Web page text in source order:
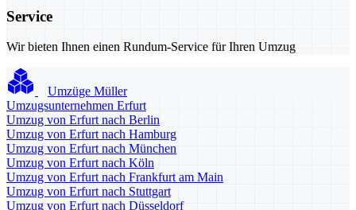
Service
Wir bieten Ihnen einen Rundum-Service für Ihren Umzug
Umzüge Müller
Umzugsunternehmen Erfurt
Umzug von Erfurt nach Berlin
Umzug von Erfurt nach Hamburg
Umzug von Erfurt nach München
Umzug von Erfurt nach Köln
Umzug von Erfurt nach Frankfurt am Main
Umzug von Erfurt nach Stuttgart
Umzug von Erfurt nach Düsseldorf